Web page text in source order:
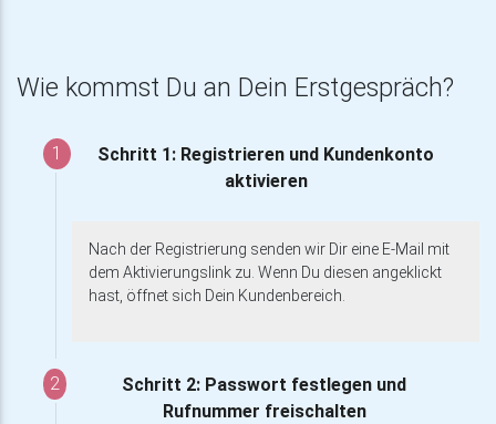
Wie kommst Du an Dein Erstgespräch?
1
Schritt 1: Registrieren und Kundenkonto
aktivieren
Nach der Registrierung senden wir Dir eine E-Mail mit
dem Aktivierungslink zu. Wenn Du diesen angeklickt
hast, öffnet sich Dein Kundenbereich.
2
Schritt 2: Passwort festlegen und
Rufnummer freischalten